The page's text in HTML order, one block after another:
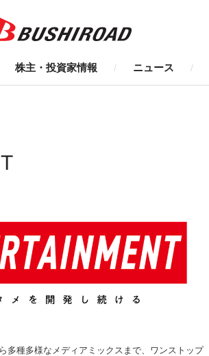
株主・投資家情報 ニュース
多種多様なメディアミックスまで、ワンストップ